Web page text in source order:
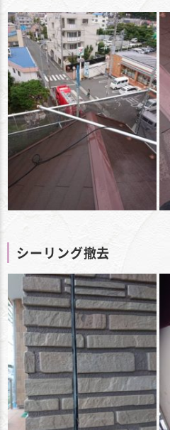
シーリング撤去